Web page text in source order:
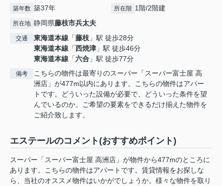
築年数 築37年 所在階 1階/2階建
所在地 静岡県藤枝市兵太夫
交通 東海道本線 「藤枝 」駅 徒歩28分
東海道本線 「西焼津 」駅 徒歩46分
東海道本線 「六合 」駅 徒歩77分
備考
こちらの物件は最寄りのスーパー「スーパー富士屋 高
洲店」が477m以内にあります。こちらの物件はアパー
トです。どういった設備が必要で、どういった条件を望
んでいるのか。ご希望の要素をできるだけ揃えた物件を
ご紹介致します。
エステールのコメント(おすすめポイント)
スーパー「スーパー富士屋 高洲店」が物件から477mのところに
あります。こちらの物件はアパートです。賃貸情報をお探しな
ら、当社のオススメ物件はいかがでしょうか。様々な物件を取り